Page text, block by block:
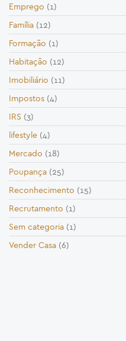
Emprego (1)
Família (12)
Formação (1)
Habitação (12)
Imobiliário (11)
Impostos (4)
IRS (3)
lifestyle (4)
Mercado (18)
Poupança (25)
Reconhecimento (15)
Recrutamento (1)
Sem categoria (1)
Vender Casa (6)